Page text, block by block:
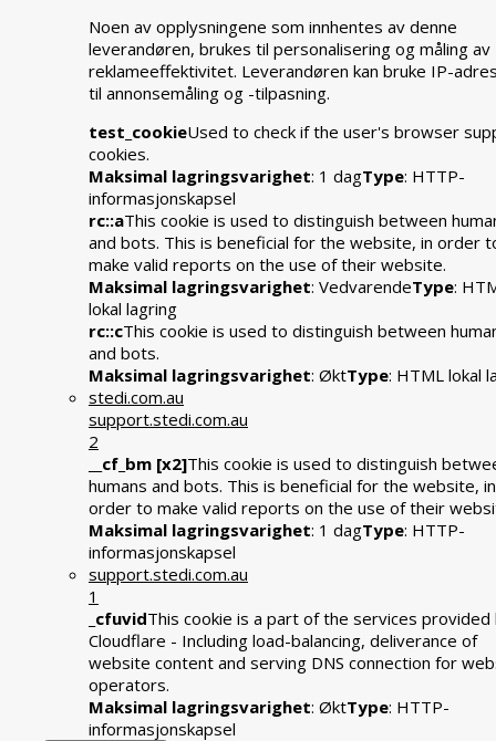
Noen av opplysningene som innhentes av denne
leverandøren, brukes til personalisering og måling av
reklameeffektivitet. Leverandøren kan bruke IP-
til annonsemåling og -tilpasning.
test_cookieUsed to check if the user's browser
cookies.
Maksimal lagringsvarighet: 1 dagType: HTTP-
informasjonskapsel
rc::aThis cookie is used to distinguish between
and bots. This is beneficial for the website, in order
make valid reports on the use of their website.
Maksimal lagringsvarighet: VedvarendeType:
lokal lagring
rc::cThis cookie is used to distinguish between
and bots.
Maksimal lagringsvarighet: ØktType: HTML lokal
stedi.com.au
support.stedi.com.au
2
__cf_bm [x2]This cookie is used to distinguish
humans and bots. This is beneficial for the website, in
order to make valid reports on the use of their
Maksimal lagringsvarighet: 1 dagType: HTTP-
informasjonskapsel
support.stedi.com.au
1
_cfuvidThis cookie is a part of the services provided
Cloudflare - Including load-balancing, deliverance of
website content and serving DNS connection for
operators.
Maksimal lagringsvarighet: ØktType: HTTP-
informasjonskapsel